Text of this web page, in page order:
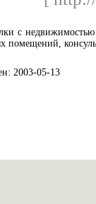
с
помещений,
2003-05-13